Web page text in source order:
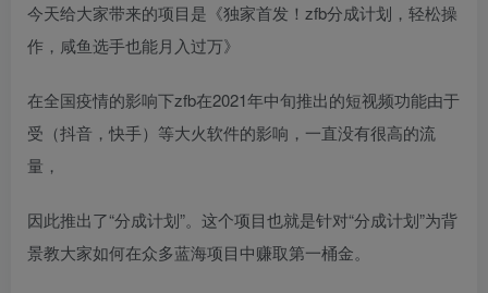
今天给大家带来的项目是《独家首发！zfb分成计划，轻松操
作，咸鱼选手也能月入过万》
在全国疫情的影响下zfb在2021年中旬推出的短视频功能由于
受（抖音，快手）等大火软件的影响，一直没有很高的流
量，
因此推出了“分成计划”。这个项目也就是针对“分成计划”为背
景教大家如何在众多蓝海项目中赚取第一桶金。